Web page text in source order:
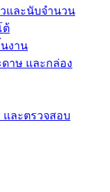
และนับจำนวน
ต้
งาน
าษ และกล่อง
และตรวจสอบ